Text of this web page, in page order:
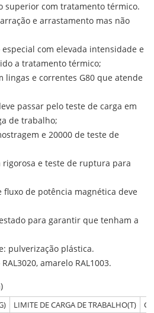
superior com tratamento térmico.
e arrastamento mas não
com elevada intensidade e
a tratamento térmico;
lingas e correntes G80 que atende
passar pelo teste de carga em
de trabalho;
e 20000 de teste de
rigorosa e teste de ruptura para
fluxo de potência magnética deve
para garantir que tenham a
pulverização plástica.
amarelo RAL1003.
LIMITE DE CARGA DE TRABALHO(T)